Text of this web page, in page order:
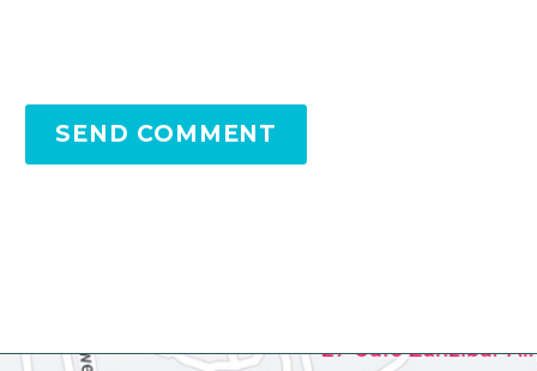
SEND COMMENT